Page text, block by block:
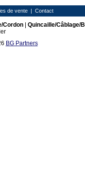
de vente | Contact
Cordon| Quincaille/Câblage/
BG Partners